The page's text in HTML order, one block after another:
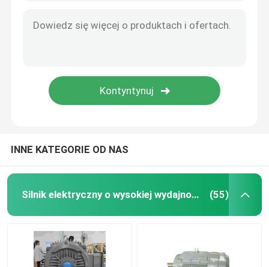
INNE KATEGORIE OD NAS
Silnik elektryczny o wysokiej wydajności (55)